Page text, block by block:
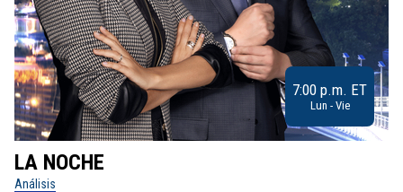
7:00 p.m. ET
Lun - Vie
LA NOCHE
Análisis